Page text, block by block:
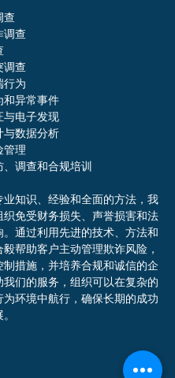
查
调查
调查
行为
和异常事件
与电子发现
与数据分析
管理
、调查和合规培训
业知识、经验和全面的方法，我
织免受财务损失、声誉损害和法
。通过利用先进的技术、方法和
帮助客户主动管理欺诈风险，
制措施，并培养合规和诚信的企
我们的服务，组织可以在复杂的
为环境中航行，确保长期的成功